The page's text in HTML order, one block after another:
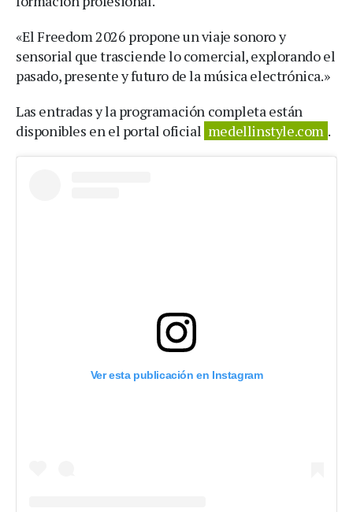
«El Freedom 2026 propone un viaje sonoro y
sensorial que trasciende lo comercial, explorando el
pasado, presente y futuro de la música electrónica.»
Las entradas y la programación completa están
disponibles en el portal oficial medellinstyle.com .
Ver esta publicación en Instagram